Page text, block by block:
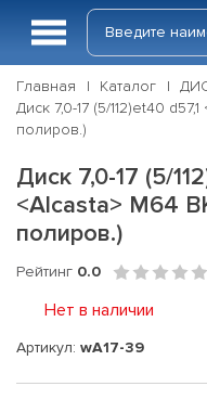
Главная Каталог
Диск 7,0-17 (5/112)et40
полиров.)
Диск 7,0-17 (5/
<Alcasta> M64
полиров.)
Рейтинг 0.0
Нет в наличии
Артикул: wA17-39